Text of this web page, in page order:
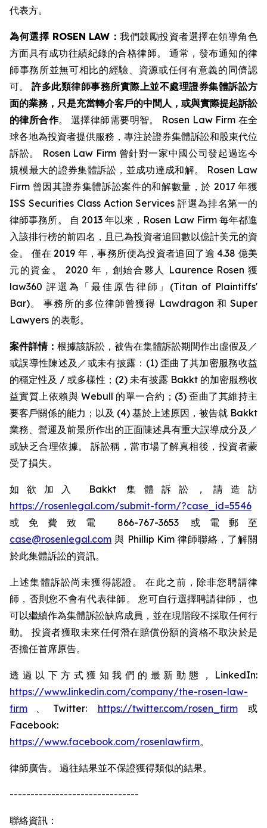
代表方。
為何選擇 ROSEN LAW：我們鼓勵投資者選擇在領導角色
方面具有成功往績紀錄的合格律師。 通常，發布通知的律
師事務所並無可相比的經驗、資源或任何有意義的同儕認
可。許多此類律師事務所實際上並不處理證券集體訴訟方
面的業務，只是充當轉介客戶的中間人，或與實際提起訴訟
的律所合作。 選擇律師需要明智。 Rosen Law Firm 在全
球各地為投資者提供服務，專注於證券集體訴訟和股東代位
訴訟。 Rosen Law Firm 曾針對一家中國公司發起過迄今
規模最大的證券集體訴訟，並成功達成和解。 Rosen Law
Firm 曾因其證券集體訴訟案件的和解數量，於 2017 年獲
ISS Securities Class Action Services 評選為排名第一的
律師事務所。 自 2013 年以來，Rosen Law Firm 每年都進
入該排行榜的前四名，且已為投資者追回數以億計美元的資
金。 僅在 2019 年，事務所便為投資者追回了逾 4.38 億美
元的資金。 2020 年，創始合夥人 Laurence Rosen 獲
law360 評選為「最佳原告律師」(Titan of Plaintiffs'
Bar)。 事務所的多位律師曾獲得 Lawdragon 和 Super
Lawyers 的表彰。
案件詳情： 根據該訴訟，被告在集體訴訟期間作出虛假及／
或誤導性陳述及／或未有披露：(1) 歪曲了其加密服務收益
的穩定性及 / 或多樣性；(2) 未有披露 Bakkt 的加密服務收
益實質上依賴與 Webull 的單一合約；(3) 歪曲了其維持主
要客戶關係的能力；以及 (4) 基於上述原因，被告就 Bakkt
業務、營運及前景所作出的正面陳述具有重大誤導成分及／
或缺乏合理依據。 訴訟稱，當市場了解真相後，投資者蒙
受了損失。
如欲加入 Bakkt 集體訴訟，請造訪
https://rosenlegal.com/submit-form/?case_id=5546
或免費致電 866-767-3653 或電郵至
case@rosenlegal.com 與 Phillip Kim 律師聯絡，了解關
於此集體訴訟的資訊。
上述集體訴訟尚未獲得認證。 在此之前，除非您聘請律
師，否則您不會有代表律師。 您可自行選擇聘請律師， 也
可以繼續作為集體訴訟缺席成員，並在現階段不採取任何行
動。 投資者獲取未來任何潛在賠償份額的資格不取決於是
否擔任首席原告。
透過以下方式獲知我們的最新動態，LinkedIn:
https://www.linkedin.com/company/the-rosen-law-
firm 、Twitter: https://twitter.com/rosen_firm或
Facebook:
https://www.facebook.com/rosenlawfirm。
律師廣告。 過往結果並不保證獲得類似的結果。
-------------------------------
聯絡資訊：